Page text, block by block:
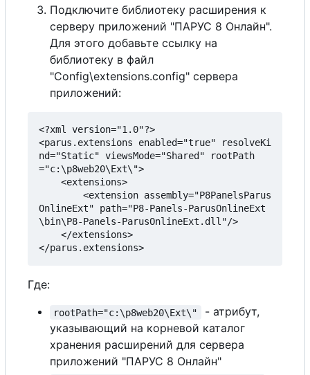
Подключите библиотеку расширения к
серверу приложений "ПАРУС 8 Онлайн".
Для этого добавьте ссылку на
библиотеку в файл
"Config\extensions.config" сервера
приложений:
<?xml version="1.0"?>
<parus.extensions enabled="true" resolveKi
nd="Static" viewsMode="Shared" rootPath
="c:\p8web20\Ext\">
OnlineExt" path="P8-Panels-ParusOnlineExt
\bin\P8-Panels-ParusOnlineExt.dll"/>
Где:
rootPath="c:\p8web20\Ext\"
- атрибут,
указывающий на корневой каталог
хранения расширений для сервера
приложений "ПАРУС 8 Онлайн"